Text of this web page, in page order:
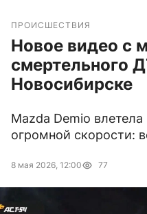
ПРОИСШЕСТВИЯ
Новое видео с
смертельного
Новосибирске
Mazda Demio
огромной скорости:
8 мая 2026, 12:00 77